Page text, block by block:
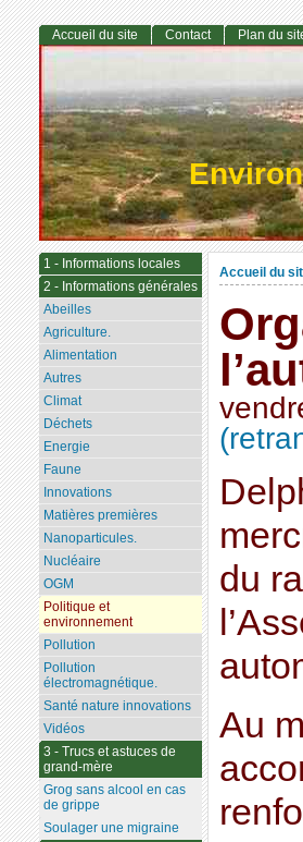
Accueil du
du
Au
Accueil du site Contact Plan du
1 - Informations locales
2 - Informations générales
Abeilles
Agriculture.
Alimentation
Autres
Climat
Déchets
Energie
Faune
Innovations
Matières premières
Nanoparticules.
Nucléaire
OGM
Politique et
environnement
Pollution
Pollution
électromagnétique.
Santé nature innovations
Vidéos
3 - Trucs et astuces de
grand-mère
Grog sans alcool en cas
de grippe
Soulager une migraine